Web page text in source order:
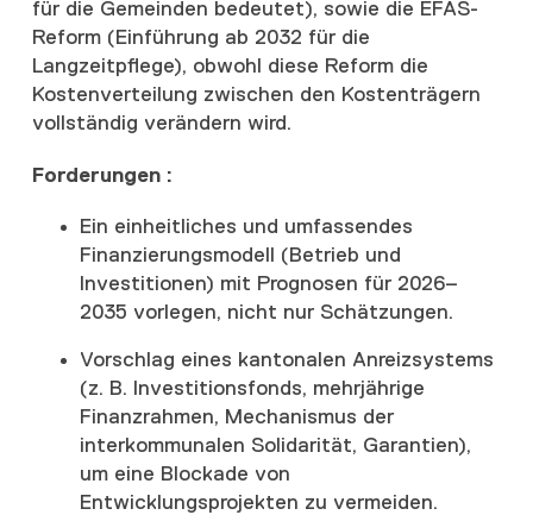
für die Gemeinden bedeutet), sowie die EFAS-
Reform (Einführung ab 2032 für die
Langzeitpflege), obwohl diese Reform die
Kostenverteilung zwischen den Kostenträgern
vollständig verändern wird.
Forderungen :
Ein einheitliches und umfassendes
Finanzierungsmodell (Betrieb und
Investitionen) mit Prognosen für 2026–
2035 vorlegen, nicht nur Schätzungen.
Vorschlag eines kantonalen Anreizsystems
(z. B. Investitionsfonds, mehrjährige
Finanzrahmen, Mechanismus der
interkommunalen Solidarität, Garantien),
um eine Blockade von
Entwicklungsprojekten zu vermeiden.